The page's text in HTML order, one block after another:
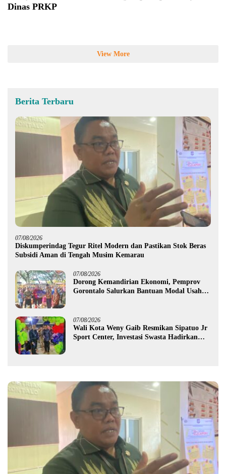
Dinas PRKP
View More
Berita Terbaru
07/08/2026
Diskumperindag Tegur Ritel Modern dan Pastikan Stok Beras
Subsidi Aman di Tengah Musim Kemarau
07/08/2026
Dorong Kemandirian Ekonomi, Pemprov
Gorontalo Salurkan Bantuan Modal Usaha
07/08/2026
Wali Kota Weny Gaib Resmikan Sipatuo Jr
Sport Center, Investasi Swasta Hadirkan